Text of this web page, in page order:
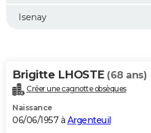
WEEK-END
Alimentation
Guide de la santé
Maladies
Médicaments
Sommeil
VOYAGE
Destinations
City break
Voyage nature
Voyage de noces
Forum
Climat
+PHOTO
Brigitte LHOSTE (68 ans)
Créer une cagnotte obsèques
Naissance
06/06/1957 à Argenteuil